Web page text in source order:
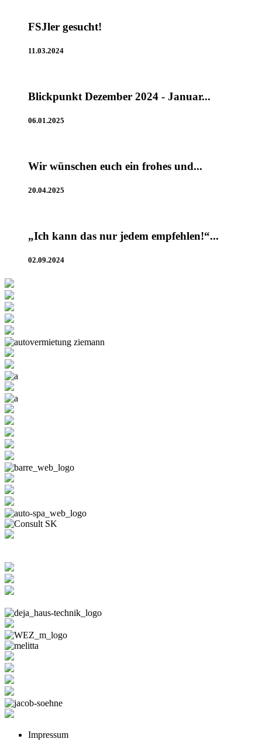
FSJler gesucht!
11.03.2024
Blickpunkt Dezember 2024 - Januar...
06.01.2025
Wir wünschen euch ein frohes und...
20.04.2025
„Ich kann das nur jedem empfehlen!“...
02.09.2024
Impressum